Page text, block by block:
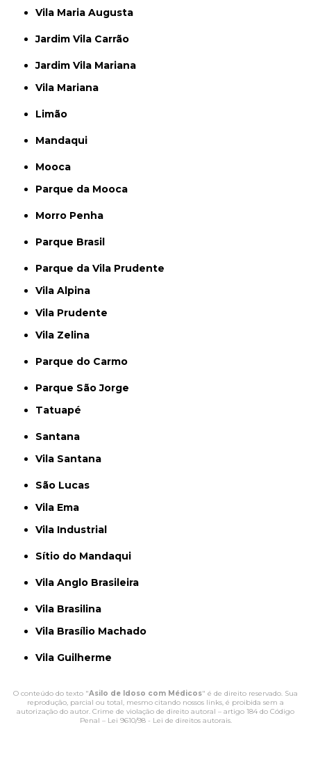
Vila Maria Augusta
Jardim Vila Carrão
Jardim Vila Mariana
Vila Mariana
Limão
Mandaqui
Mooca
Parque da Mooca
Morro Penha
Parque Brasil
Parque da Vila Prudente
Vila Alpina
Vila Prudente
Vila Zelina
Parque do Carmo
Parque São Jorge
Tatuapé
Santana
Vila Santana
São Lucas
Vila Ema
Vila Industrial
Sítio do Mandaqui
Vila Anglo Brasileira
Vila Brasilina
Vila Brasílio Machado
Vila Guilherme
O conteúdo do texto "Asilo de Idoso com Médicos" é de direito reservado. Sua
reprodução, parcial ou total, mesmo citando nossos links, é proibida sem a
autorização do autor. Crime de violação de direito autoral – artigo 184 do Código
Penal – Lei 9610/98 - Lei de direitos autorais.